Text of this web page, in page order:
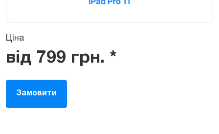
Ціна
від 799 грн. *
Замовити